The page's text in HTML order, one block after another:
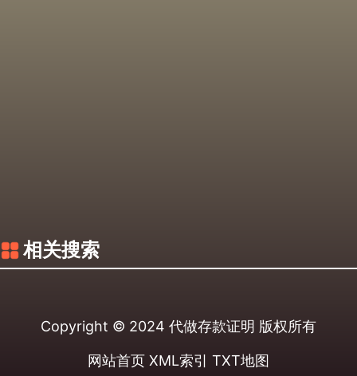
相关搜索
Copyright © 2024 代做存款证明 版权所有
网站首页 XML索引 TXT地图